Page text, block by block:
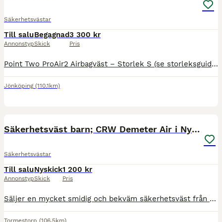
Säkerhetsvästar
Till salu
Annonstyp
Begagnad
Skick
3 300 kr
Pris
Point Two ProAir2 Airbagväst – Storlek S (se storleksguide på bilden) Säljer min Point Two ProAir2 Airbagväst då den tyvärr är för stor för mig. Modell ProAir2, tillverkad 2020. Nypris: ca 5 500 kr.
Jönköping (110.1km)
Säkerhetsväst barn; CRW Demeter Air i Nyskick (CS)
Säkerhetsvästar
Till salu
Annonstyp
Nyskick
Skick
1 200 kr
Pris
Säljer en mycket smidig och bekväm säkerhetsväst från Hööks i storleken Child small (CS). Passar perfekt för ålder 6-9 år. Modellen har flexibla paneler och ventilerande meshtyg, vilket gör den sval o
Tormestorp (106.5km)